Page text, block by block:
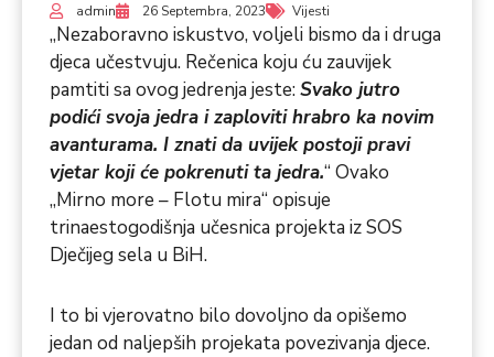
admin 26 Septembra, 2023 Vijesti
„Nezaboravno iskustvo, voljeli bismo da i druga
djeca učestvuju. Rečenica koju ću zauvijek
pamtiti sa ovog jedrenja jeste:Svako jutro
podići svoja jedra i zaploviti hrabro ka novim
avanturama. I znati da uvijek postoji pravi
vjetar koji će pokrenuti ta jedra.“ Ovako
„Mirno more – Flotu mira“ opisuje
trinaestogodišnja učesnica projekta iz SOS
Dječijeg sela u BiH.
I to bi vjerovatno bilo dovoljno da opišemo
jedan od naljepših projekata povezivanja djece.